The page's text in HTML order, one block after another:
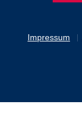
Impressum